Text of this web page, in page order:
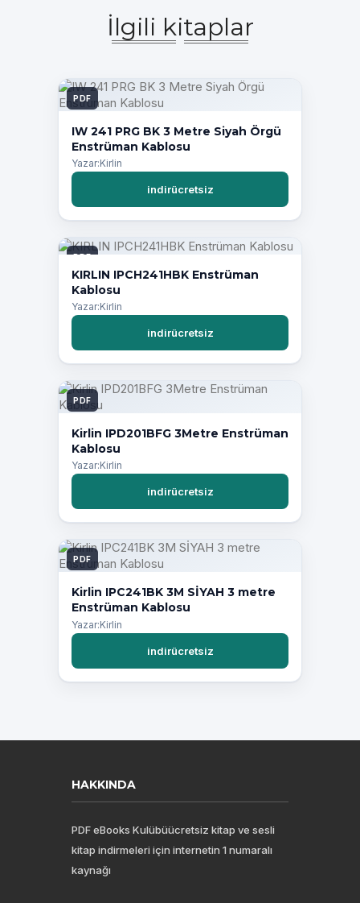
İlgili kitaplar
PDF
IW 241 PRG BK 3 Metre Siyah Örgü
Enstrüman Kablosu
Yazar:Kirlin
indirücretsiz
PDF
KIRLIN IPCH241HBK Enstrüman
Kablosu
Yazar:Kirlin
indirücretsiz
PDF
Kirlin IPD201BFG 3Metre Enstrüman
Kablosu
Yazar:Kirlin
indirücretsiz
PDF
Kirlin IPC241BK 3M SİYAH 3 metre
Enstrüman Kablosu
Yazar:Kirlin
indirücretsiz
HAKKINDA
PDF eBooks Kulübüücretsiz kitap ve sesli
kitap indirmeleri için internetin 1 numaralı
kaynağı